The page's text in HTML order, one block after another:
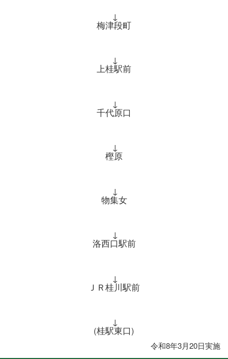
↓
梅津段町
↓
上桂駅前
↓
千代原口
↓
樫原
↓
物集女
↓
洛西口駅前
↓
ＪＲ桂川駅前
↓
(桂駅東口)
令和8年3月20日実施